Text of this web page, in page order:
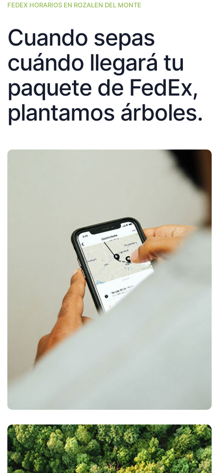
FEDEX HORARIOS EN ROZALEN DEL MONTE
Cuando sepas
cuándo llegará tu
paquete de FedEx,
plantamos árboles.